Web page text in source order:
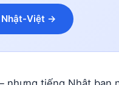
Nhật-Việt →